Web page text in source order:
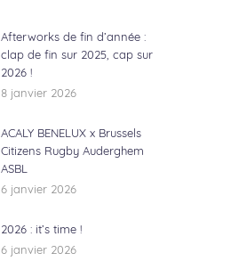
Afterworks de fin d’année :
clap de fin sur 2025, cap sur
2026 !
8 janvier 2026
ACALY BENELUX x Brussels
Citizens Rugby Auderghem
ASBL
6 janvier 2026
2026 : it’s time !
6 janvier 2026